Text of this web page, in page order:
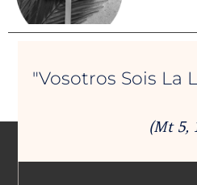
"Vosotros Sois La
(Mt 5,